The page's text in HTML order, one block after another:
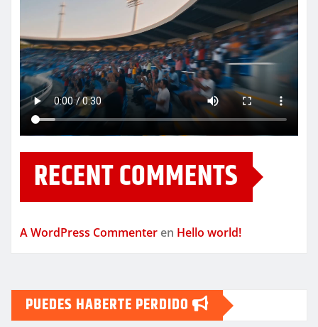
RECENT COMMENTS
A WordPress Commenter en Hello world!
PUEDES HABERTE PERDIDO